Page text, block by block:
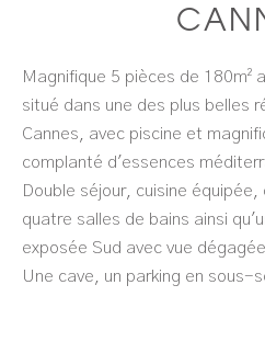
Magnifique 5 pièces de 180m²
situé dans une des plus belles
Cannes, avec piscine et
complanté d'essences
Double séjour, cuisine
quatre salles de bains ainsi
exposée Sud avec vue
Une cave, un parking en sous-